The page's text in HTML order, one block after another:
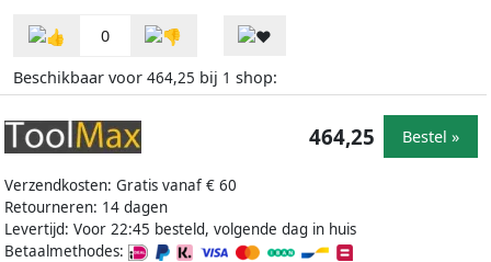
0
Beschikbaar voor 464,25 bij 1 shop:
Verzendkosten: Gratis vanaf € 60
Retourneren: 14 dagen
Levertijd: Voor 22:45 besteld, volgende dag in huis
Betaalmethodes:
464,25 Bestel »